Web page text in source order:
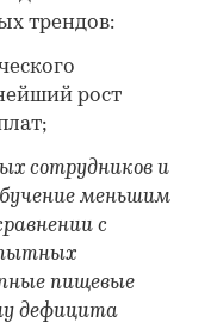
трендов:
рост
сотрудников и
меньшим
с
пищевые
дефицита